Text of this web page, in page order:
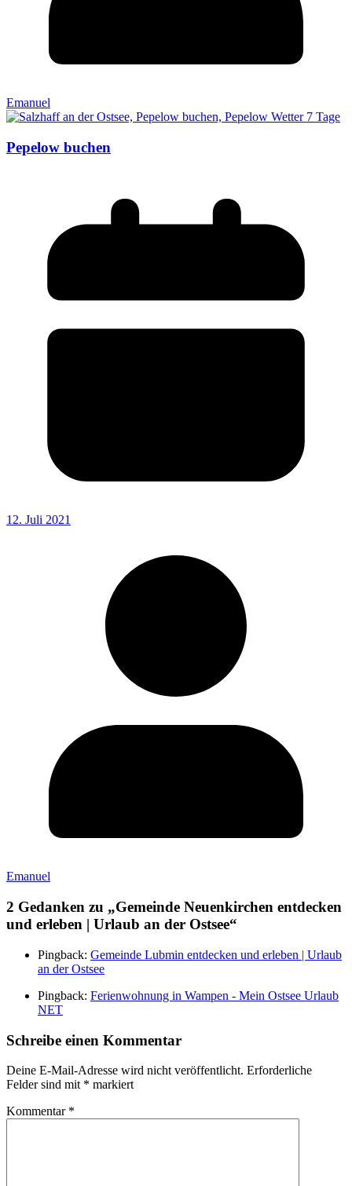
Emanuel
Pepelow buchen
12. Juli 2021
Emanuel
2 Gedanken zu „Gemeinde Neuenkirchen entdecken
und erleben | Urlaub an der Ostsee“
Pingback: Gemeinde Lubmin entdecken und erleben | Urlaub
an der Ostsee
Pingback: Ferienwohnung in Wampen - Mein Ostsee Urlaub
NET
Schreibe einen Kommentar
Deine E-Mail-Adresse wird nicht veröffentlicht. Erforderliche
Felder sind mit * markiert
Kommentar *